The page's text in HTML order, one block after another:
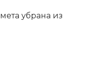
убрана из